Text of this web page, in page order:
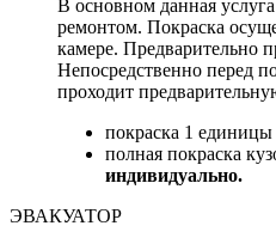
В основном данная
ремонтом. Покраска
камере. Предварительно
Непосредственно перед
проходит
покраска 1
полная покраска
индивидуально.
ЭВАКУАТОР